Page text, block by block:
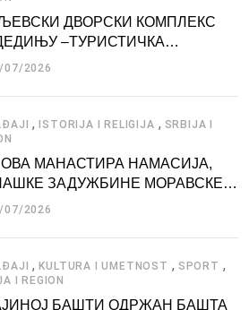
ДВОРСКИ КОМПЛЕКС
–ТУРИСТИЧКА
07/2026
, ISTORIJA I RELIGIJA , SRBIJA I
МАНАСТИРА НАМАСИЈА,
ЗАДУЖБИНЕ МОРАВСКЕ
07/2026
,KULTURA I UMETNOST , SPORT ,
I REGION
БАШТИ ОДРЖАН БАШТА